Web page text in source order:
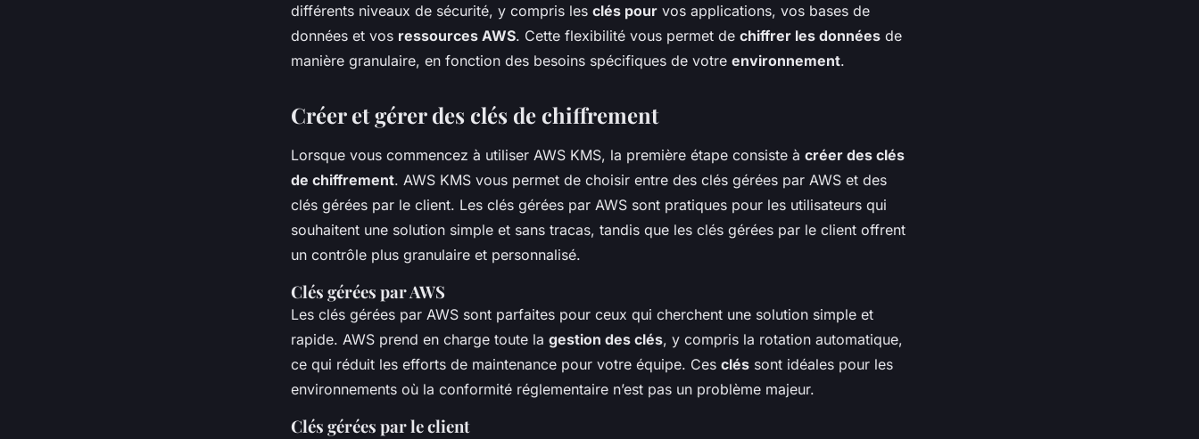
différents niveaux de sécurité, y compris les clés pour vos applications, vos bases de
données et vos ressources AWS. Cette flexibilité vous permet de chiffrer les données de
manière granulaire, en fonction des besoins spécifiques de votre environnement.
Créer et gérer des clés de chiffrement
Lorsque vous commencez à utiliser AWS KMS, la première étape consiste à créer des clés
de chiffrement. AWS KMS vous permet de choisir entre des clés gérées par AWS et des
clés gérées par le client. Les clés gérées par AWS sont pratiques pour les utilisateurs qui
souhaitent une solution simple et sans tracas, tandis que les clés gérées par le client offrent
un contrôle plus granulaire et personnalisé.
Clés gérées par AWS
Les clés gérées par AWS sont parfaites pour ceux qui cherchent une solution simple et
rapide. AWS prend en charge toute la gestion des clés, y compris la rotation automatique,
ce qui réduit les efforts de maintenance pour votre équipe. Ces clés sont idéales pour les
environnements où la conformité réglementaire n’est pas un problème majeur.
Clés gérées par le client